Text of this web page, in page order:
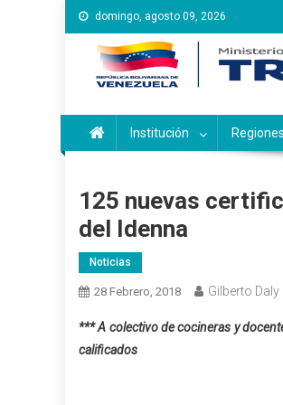
Saltar
al
contenido
domingo, agosto 09, 2026
Instituto
Inces
Institución Regiones
125 nuevas
del Idenna
Noticias
28 Febrero, 2018 Gilberto Daly
*** A colectivo de cocineras y
calificados